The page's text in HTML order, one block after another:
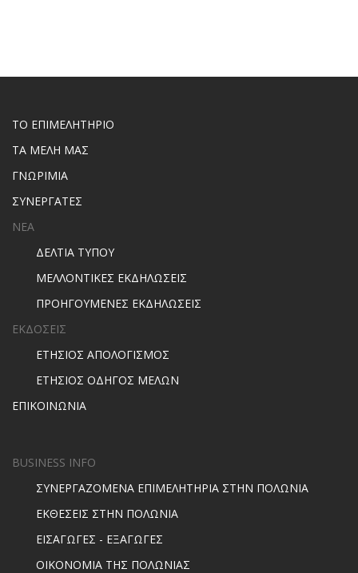
ΤΟ ΕΠΙΜΕΛΗΤΗΡΙΟ
ΤΑ ΜΕΛΗ ΜΑΣ
ΓΝΩΡΙΜΙΑ
ΣΥΝΕΡΓΑΤΕΣ
ΝΕΑ
ΔΕΛΤΙΑ ΤΥΠΟΥ
ΜΕΛΛΟΝΤΙΚΕΣ ΕΚΔΗΛΩΣΕΙΣ
ΠΡΟΗΓΟΥΜΕΝΕΣ ΕΚΔΗΛΩΣΕΙΣ
ΕΚΔΟΣΕΙΣ
ΕΤΗΣΙΟΣ ΑΠΟΛΟΓΙΣΜΟΣ
ΕΤΗΣΙΟΣ ΟΔΗΓΟΣ ΜΕΛΩΝ
ΕΠΙΚΟΙΝΩΝΙΑ
BUSINESS INFO
ΣΥΝΕΡΓΑΖΟΜΕΝΑ ΕΠΙΜΕΛΗΤΗΡΙΑ ΣΤΗΝ ΠΟΛΩΝΙΑ
ΕΚΘΕΣΕΙΣ ΣΤΗΝ ΠΟΛΩΝΙΑ
ΕΙΣΑΓΩΓΕΣ - ΕΞΑΓΩΓΕΣ
ΟΙΚΟΝΟΜΙΑ ΤΗΣ ΠΟΛΩΝΙΑΣ